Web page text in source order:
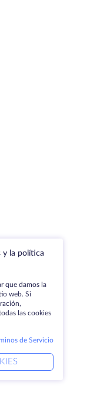
y la política
que damos la
web. Si
las cookies
de Servicio